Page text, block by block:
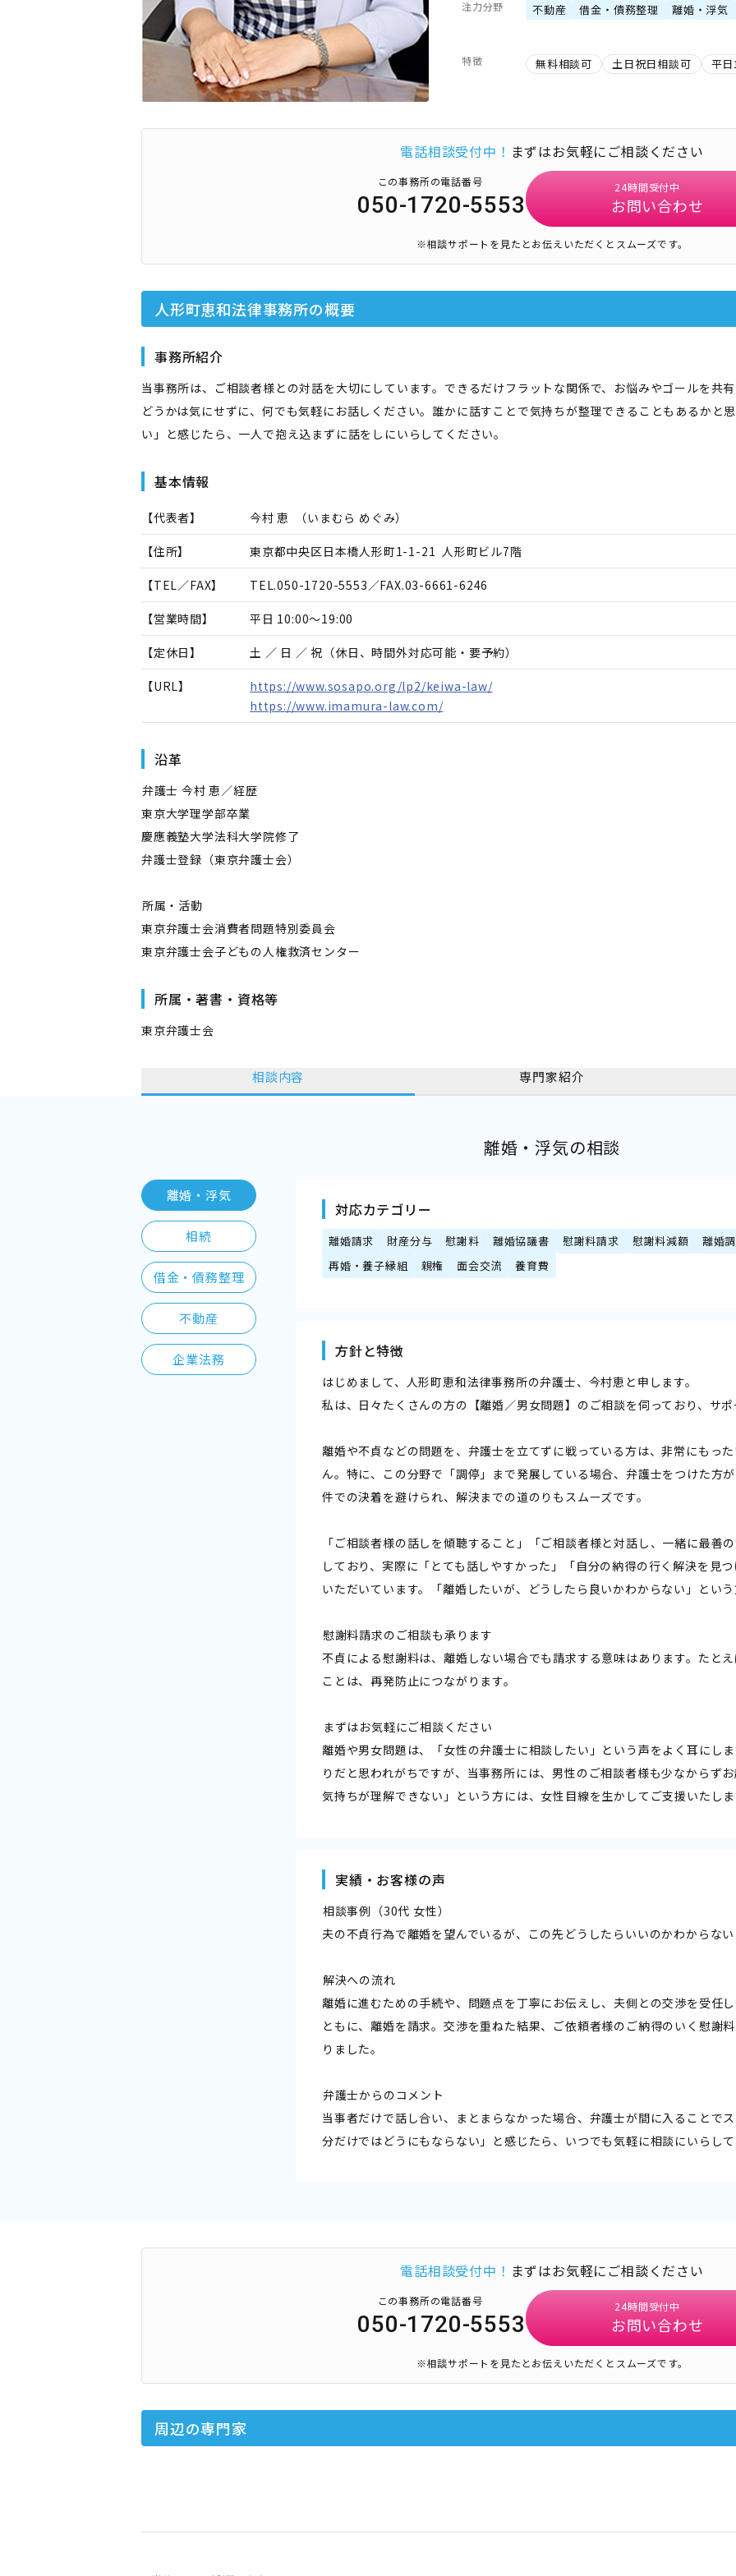
注力分野 不動産 借金・債務整理 離婚・浮気
特徴 無料相談可 土日祝日相談可 平
電話相談受付中！ まずはお気軽にご相談ください
この事務所の電話番号
050-1720-5553
24時間受付中
お問い合わせ
※相談サポートを見たとお伝えいただくとスムーズです。
人形町恵和法律事務所の概要
事務所紹介
当事務所は、ご相談者様との対話を大切にしています。できるだけフラットな関係で、お悩みやゴールを共
どうかは気にせずに、何でも気軽にお話しください。誰かに話すことで気持ちが整理できることもあるかと
い」と感じたら、一人で抱え込まずに話をしにいらしてください。
基本情報
【代表者】 今村 恵 （いまむら めぐみ）
【住所】 東京都中央区日本橋人形町1-1-21 人形町ビル7階
【TEL／FAX】 TEL.050-1720-5553／FAX.03-6661-6246
【営業時間】 平日 10:00～19:00
【定休日】 土 ／ 日 ／ 祝（休日、時間外対応可能・要予約）
【URL】
https://www.sosapo.org/lp2/keiwa-law/
https://www.imamura-law.com/
沿革
――弁護士 今村 恵／経歴――
東京大学理学部卒業
慶應義塾大学法科大学院修了
弁護士登録（東京弁護士会）
――所属・活動――
東京弁護士会消費者問題特別委員会
東京弁護士会子どもの人権救済センター
所属・著書・資格等
東京弁護士会
相談内容 専門家紹介
離婚・浮気の相談
離婚・浮気
相続
借金・債務整理
不動産
企業法務
対応カテゴリー
離婚請求 財産分与 慰謝料 離婚協議書 慰謝料請求 慰謝料減額
離婚
再婚・養子縁組
親権 面会交流 養育費
方針と特徴
はじめまして、人形町恵和法律事務所の弁護士、今村恵と申します。
私は、日々たくさんの方の【離婚／男女問題】のご相談を伺っており、サ
離婚や不貞などの問題を、弁護士を立てずに戦っている方は、非常にもっ
ん。特に、この分野で「調停」まで発展している場合、弁護士をつけた方
件での決着を避けられ、解決までの道のりもスムーズです。
「ご相談者様の話しを傾聴すること」「ご相談者様と対話し、一緒に最善
しており、実際に「とても話しやすかった」「自分の納得の行く解決を見
いただいています。「離婚したいが、どうしたら良いかわからない」とい
――慰謝料請求のご相談も承ります――
不貞による慰謝料は、離婚しない場合でも請求する意味はあります。たと
ことは、再発防止につながります。
――まずはお気軽にご相談ください――
離婚や男女問題は、「女性の弁護士に相談したい」という声をよく耳にし
りだと思われがちですが、当事務所には、男性のご相談者様も少なからず
気持ちが理解できない」という方には、女性目線を生かしてご支援いたし
実績・お客様の声
――相談事例（30代 女性）――
夫の不貞行為で離婚を望んでいるが、この先どうしたらいいのかわからな
――解決への流れ――
離婚に進むための手続や、問題点を丁寧にお伝えし、夫側との交渉を受任
ともに、離婚を請求。交渉を重ねた結果、ご依頼者様のご納得のいく慰謝
りました。
――弁護士からのコメント――
当事者だけで話し合い、まとまらなかった場合、弁護士が間に入ることで
分だけではどうにもならない」と感じたら、いつでも気軽に相談にいらし
電話相談受付中！ まずはお気軽にご相談ください
この事務所の電話番号
050-1720-5553
24時間受付中
お問い合わせ
※相談サポートを見たとお伝えいただくとスムーズです。
周辺の専門家